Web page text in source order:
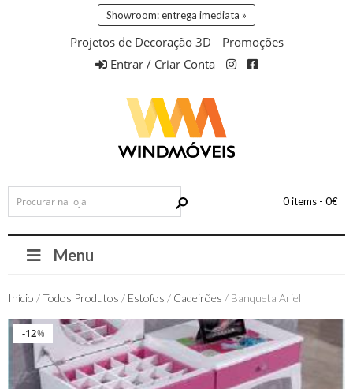
Showroom: entrega imediata »
Projetos de Decoração 3D
Promoções
Entrar / Criar Conta
0 items - 0€
Menu
Início /Todos Produtos / Estofos / Cadeirões / Banqueta Ariel
%
12%
12